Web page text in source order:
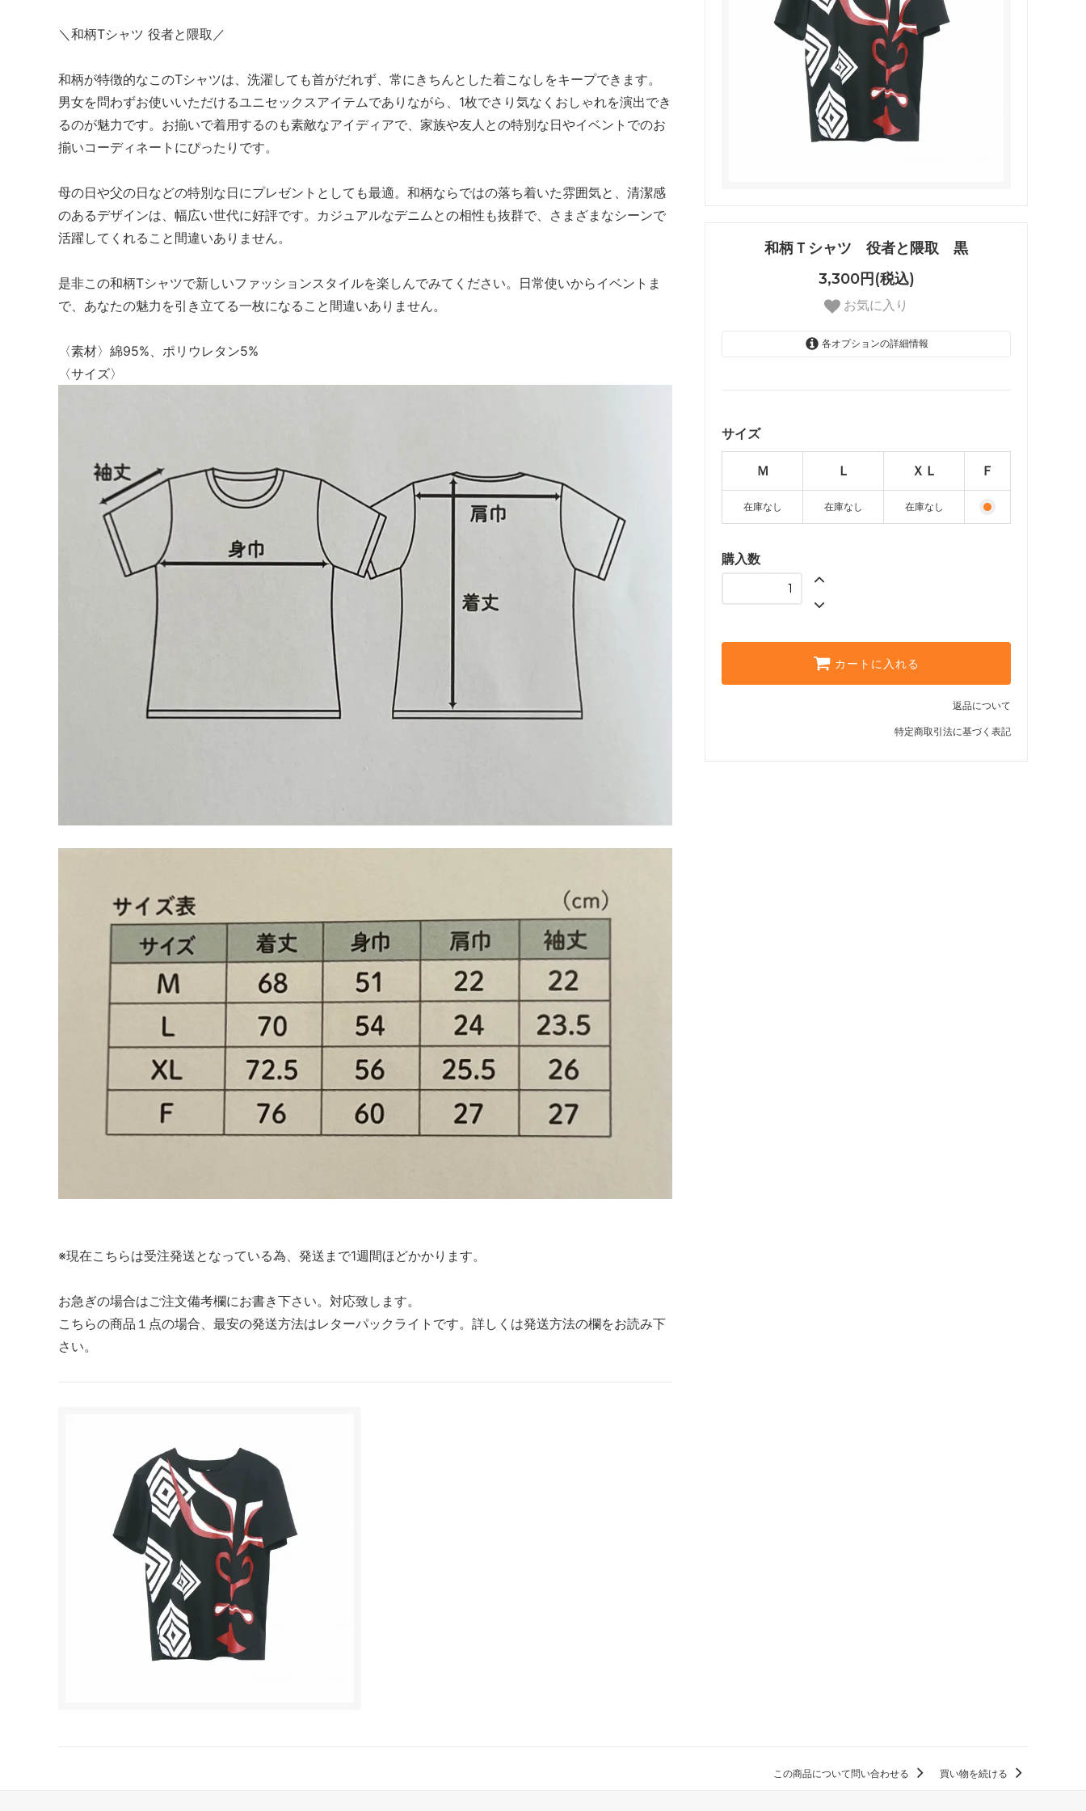
和柄Ｔシャツ 役者と隈取 黒
3,300円(税込)
お気に入り
各オプションの詳細情報
ＸＬ
SOLD OUT
Ｆ
サイズ
Ｍ Ｌ ＸＬ Ｆ
在庫なし 在庫なし 在庫なし
購入数
カートに入れる
返品について
特定商取引法に基づく表記
＼和柄Tシャツ 役者と隈取／
和柄が特徴的なこのTシャツは、洗濯しても首がだれず、常にきちんとした着こなしをキープできます。
男女を問わずお使いいただけるユニセックスアイテムでありながら、1枚でさり気なくおしゃれを演出でき
るのが魅力です。お揃いで着用するのも素敵なアイディアで、家族や友人との特別な日やイベントでのお
揃いコーディネートにぴったりです。
母の日や父の日などの特別な日にプレゼントとしても最適。和柄ならではの落ち着いた雰囲気と、清潔感
のあるデザインは、幅広い世代に好評です。カジュアルなデニムとの相性も抜群で、さまざまなシーンで
活躍してくれること間違いありません。
是非この和柄Tシャツで新しいファッションスタイルを楽しんでみてください。日常使いからイベントま
で、あなたの魅力を引き立てる一枚になること間違いありません。
〈素材〉綿95%、ポリウレタン5%
〈サイズ〉
※現在こちらは受注発送となっている為、発送まで1週間ほどかかります。
お急ぎの場合はご注文備考欄にお書き下さい。対応致します。
こちらの商品１点の場合、最安の発送方法はレターパックライトです。詳しくは発送方法の欄をお読み下
さい。
この商品について問い合わせる 買い物を続ける